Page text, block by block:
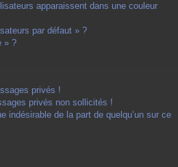
apparaissent dans une couleur
par défaut » ?
» ?
privés !
privés non sollicités !
indésirable de la part de quelqu’un sur ce